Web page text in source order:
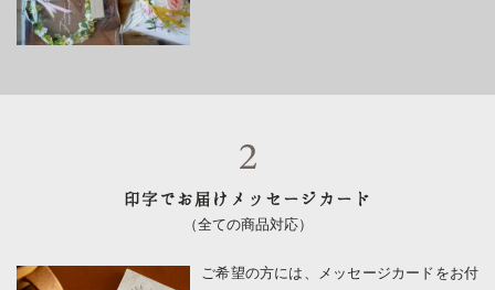
発送予定日2026/08/13(木)〜08/17(月)
時
印字でお届けメッセージカード
（全ての商品対応）
ご希望の方には、メッセージカードをお付